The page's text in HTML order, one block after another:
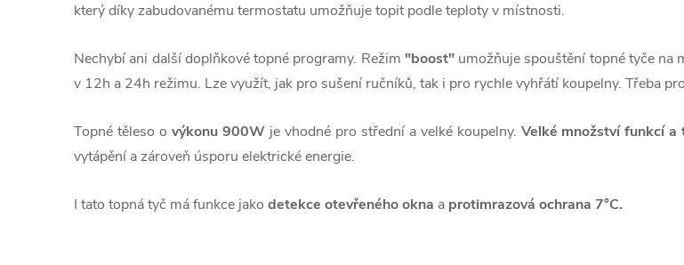
který díky zabudovanému termostatu umožňuje topit podle teploty v místnosti.
Nechybí ani další doplňkové topné programy. Režim "boost"umožňuje spouštění topné tyče na
v 12h a 24h režimu. Lze využít, jak pro sušení ručníků, tak i pro rychle vyhřátí koupelny. Třeba
Topné těleso o výkonu 900Wje vhodné pro střední a velké koupelny. Velké množství funkcí
vytápění a zároveň úsporu elektrické energie.
I tato topná tyč má funkce jako detekce otevřeného okna a protimrazová ochrana 7°C.